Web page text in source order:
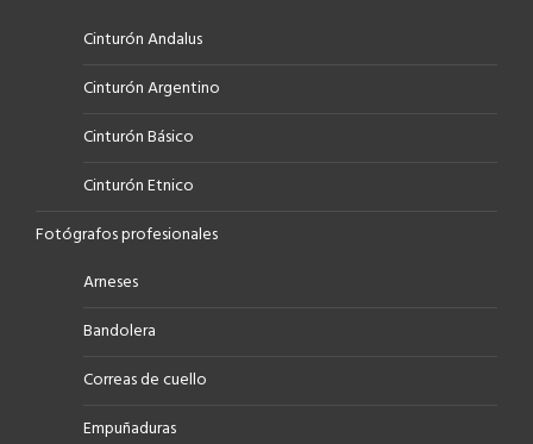
Cinturón Andalus
Cinturón Argentino
Cinturón Básico
Cinturón Etnico
Fotógrafos profesionales
Arneses
Bandolera
Correas de cuello
Empuñaduras